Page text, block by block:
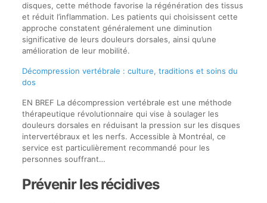
disques, cette méthode favorise la régénération des tissus
et réduit l’inflammation. Les patients qui choisissent cette
approche constatent généralement une diminution
significative de leurs douleurs dorsales, ainsi qu’une
amélioration de leur mobilité.
Décompression vertébrale : culture, traditions et soins du
dos
EN BREF La décompression vertébrale est une méthode
thérapeutique révolutionnaire qui vise à soulager les
douleurs dorsales en réduisant la pression sur les disques
intervertébraux et les nerfs. Accessible à Montréal, ce
service est particulièrement recommandé pour les
personnes souffrant…
Prévenir les récidives